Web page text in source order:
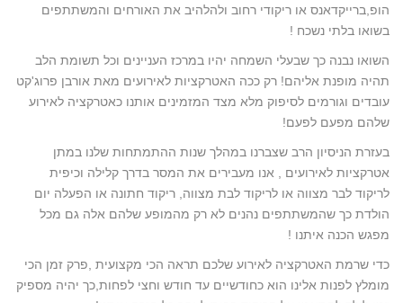
הופ,ברייקדאנס או ריקודי רחוב ולהלהיב את האורחים והמשתתפים
בשואו בלתי נשכח !
השואו נבנה כך שבעלי השמחה יהיו במרכז העניינים וכל תשומת הלב
תהיה מופנת אליהם! רק ככה האטרקציות לאירועים מאת אורבן פרוג'קט
עובדים וגורמים לסיפוק מלא מצד המזמינים אותנו כאטרקציה לאירוע
שלהם מפעם לפעם!
בעזרת הניסיון הרב שצברנו במהלך שנות ההתמתחות שלנו במתן
אטרקציות לאירועים , אנו מעבירים את המסר בדרך קלילה וכיפית
לריקוד לבר מצווה או לריקוד לבת מצווה, ריקוד חתונה או הפעלה יום
הולדת כך שהמשתתפים נהנים לא רק מהמופע שלהם אלה גם מכל
מפגש הכנה איתנו !
כדי שרמת האטרקציה לאירוע שלכם תראה הכי מקצועית ,פרק זמן הכי
מומלץ לפנות אלינו הוא כחודשיים עד חודש וחצי לפחות,כך יהיה מספיק